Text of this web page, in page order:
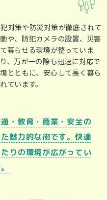
対策や防災対策が徹底されて
や、防犯カメラの設置、災害
暮らせる環境が整っていま
、万が一の際も迅速に対応で
とともに、安心して長く暮ら
ています。
・教育・商業・安全の
魅力的な街です。快適
りの環境が広がってい